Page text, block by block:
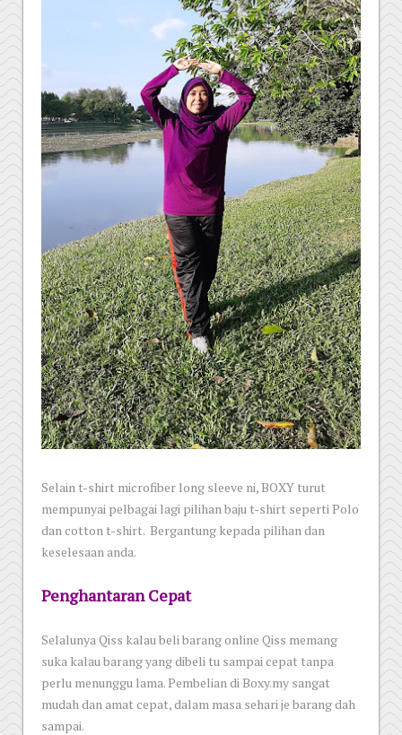
Selain t-shirt microfiber long sleeve ni, BOXY turut
mempunyai pelbagai lagi pilihan baju t-shirt seperti Polo
dan cotton t-shirt. Bergantung kepada pilihan dan
keselesaan anda.
Penghantaran Cepat
Selalunya Qiss kalau beli barang online Qiss memang
suka kalau barang yang dibeli tu sampai cepat tanpa
perlu menunggu lama. Pembelian di Boxy.my sangat
mudah dan amat cepat, dalam masa sehari je barang dah
sampai.